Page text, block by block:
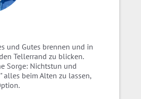
und Gutes brennen und in
Tellerrand zu blicken.
Sorge: Nichtstun und
alles beim Alten zu lassen,